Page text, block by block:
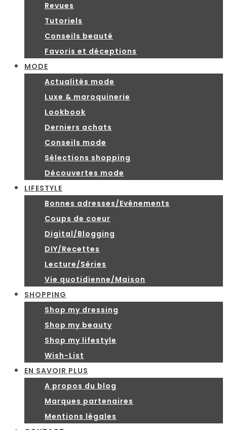
Revues
Tutoriels
Conseils beauté
Favoris et déceptions
MODE
Actualités mode
Luxe & maroquinerie
Lookbook
Derniers achats
Conseils mode
Sélections shopping
Découvertes mode
LIFESTYLE
Bonnes adresses/Evénements
Coups de coeur
Digital/Blogging
DIY/Recettes
Lecture/Séries
Vie quotidienne/Maison
SHOPPING
Shop my dressing
Shop my beauty
Shop my lifestyle
Wish-List
EN SAVOIR PLUS
A propos du blog
Marques partenaires
Mentions légales